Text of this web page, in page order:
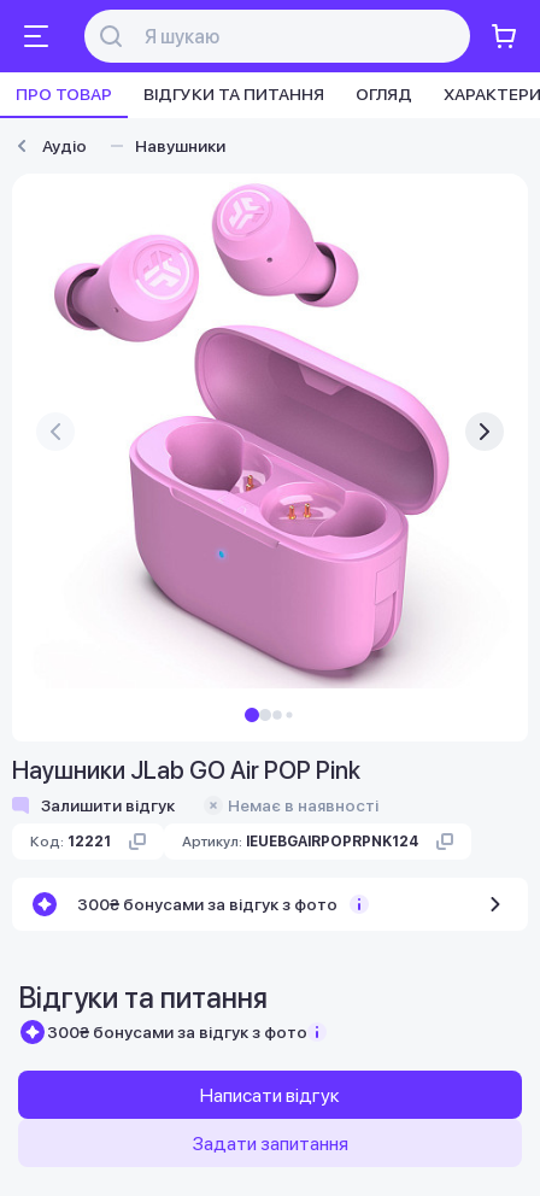
ПРО ТОВАР ВІДГУКИ ТА ПИТАННЯ ОГЛЯД
Аудіо Навушники
Наушники JLab GO Air POP Pink
Залишити відгук Немає в наявності
Код: 12221 Артикул: IEUEBGAIRPOPRPNK124
300₴ бонусами за відгук з фото
Відгуки та питання
300₴ бонусами за відгук з фото
Написати відгук
Задати запитання